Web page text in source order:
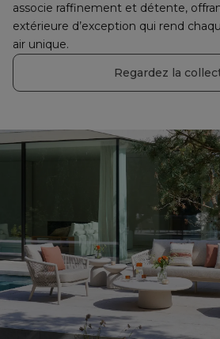
associe raffinement et détente,
extérieure d’exception qui rend
air unique.
Regardez la